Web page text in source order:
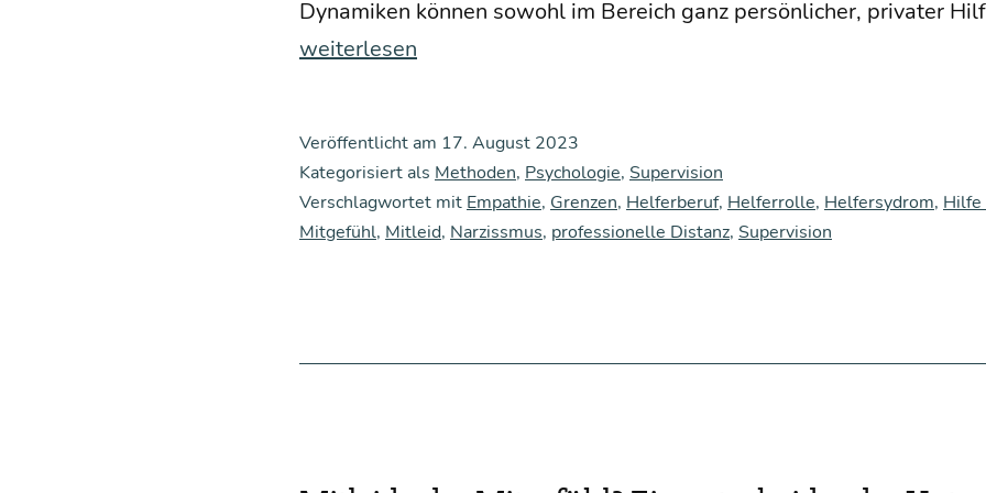
Dyna­mi­ken kön­nen sowohl im Bereich ganz per­sön­li­cher, pri­va­ter
weiterlesen
Veröffentlicht am 17. August 2023
Kategorisiert als Methoden, Psychologie, Supervision
Verschlagwortet mit Empathie, Grenzen, Helferberuf, Helferrolle, Helfersydrom, Hilfe
Mitgefühl, Mitleid, Narzissmus, professionelle Distanz, Supervision